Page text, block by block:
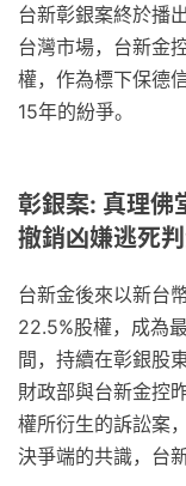
台新彰銀案終於播
台灣市場，台新金
權，作為標下保德
15年的紛爭。
彰銀案: 真理佛
撤銷凶嫌逃死
台新金後來以新台
22.5%股權，成為
間，持續在彰銀股
財政部與台新金控
權所衍生的訴訟案
決爭端的共識，台